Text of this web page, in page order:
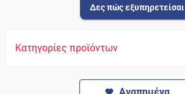
Δες πώς εξυπηρετείσαι
Κατηγορίες προϊόντων